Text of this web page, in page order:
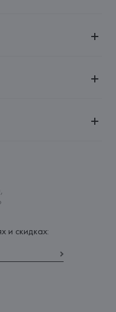
и скидках: